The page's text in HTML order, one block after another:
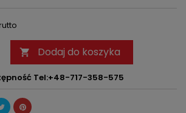
 Dodaj do koszyka
Tel:+48-717-358-575